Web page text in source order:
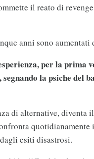
il reato di
anni sono aumentati
per la prima
la psiche del
di alternative, diventa
quotidianamente
esiti disastrosi.